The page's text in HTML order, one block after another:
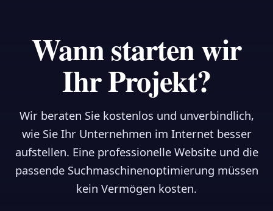
Wann starten wir
Ihr Projekt?
Wir beraten Sie kostenlos und unverbindlich,
wie Sie Ihr Unternehmen im Internet besser
aufstellen. Eine professionelle Website und die
passende Suchmaschinenoptimierung müssen
kein Vermögen kosten.